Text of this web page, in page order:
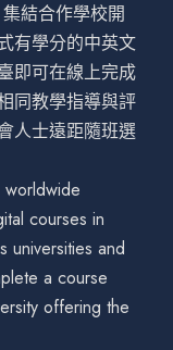
結合作學校開
有學分的中英文
即可在線上完成
同教學指導與評
人士遠距隨班選
worldwide
courses in
universities and
a course
offering the